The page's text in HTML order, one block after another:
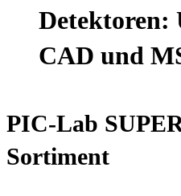
Detektoren:
CAD und
PIC-Lab
Sortiment